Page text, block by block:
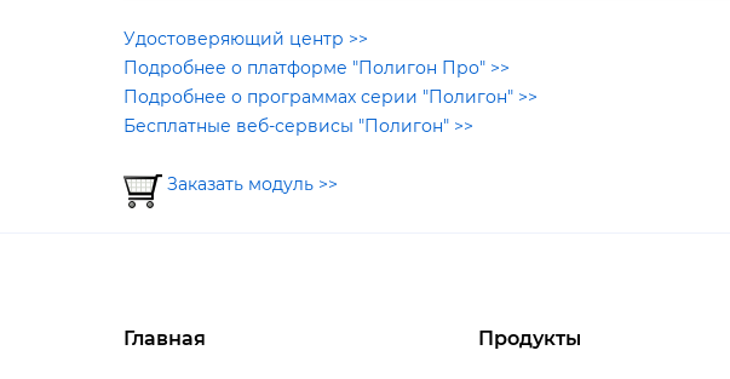
Удостоверяющий центр >>
Подробнее о платформе "Полигон Про" >>
Подробнее о программах серии "Полигон" >>
Бесплатные веб-сервисы "Полигон" >>
Заказать модуль >>
Главная Продукты